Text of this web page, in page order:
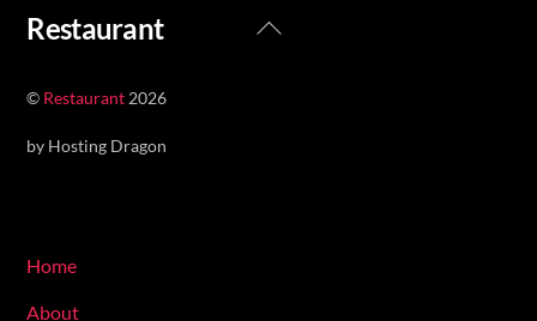
Back
Restaurant
© Restaurant2026
by Hosting Dragon
Home
About